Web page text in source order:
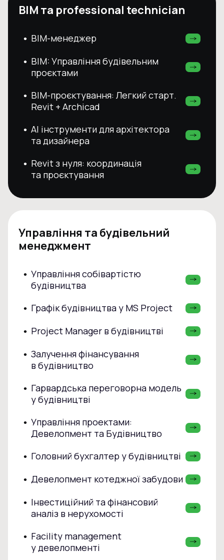
ВІМ та professional technician
• BIM-менеджер
• BIM: Управління будівельним
проєктами
• BIM-проєктування: Легкий старт.
Revit + Archicad
• AI інструменти для архітектора
та дизайнера
• Revit з нуля: координація
та проєктування
Управління та будівельний
менеджмент
• Управління собівартістю
будівництва
• Графік будівництва у MS Project
• Project Manager в будівництві
• Залучення фінансування
в будівництво
• Гарвардська переговорна модель
у будівництві
• Управління проектами:
Девелопмент та Будівництво
• Головний бухгалтер у будівництві
• Девелопмент котеджної забудови
• Інвестиційний та фінансовий
аналіз в нерухомості
• Facility management
у девелопменті